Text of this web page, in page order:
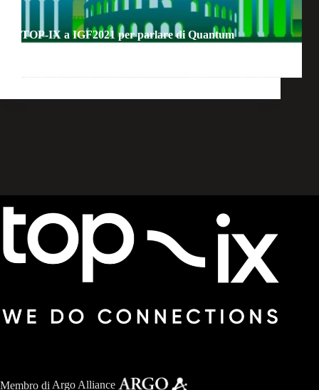
TOP-IX a IGF2021 per parlare di Quantum
Security
Membro di Argo Alliance